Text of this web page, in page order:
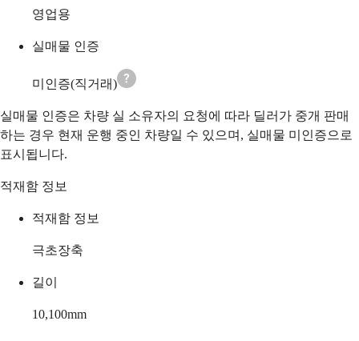
영업용
실매물 인증
미인증(직거래)
실매물 인증은 차량 실 소유자의 요청에 따라 딜러가 중개 판매
하는 경우 현재 운행 중인 차량일 수 있으며, 실매물 미인증으로
표시됩니다.
적재함 정보
적재함 정보
극초장축
길이
10,100mm